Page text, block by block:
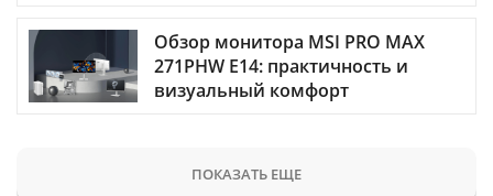
Обзор монитора MSI PRO MAX
271PHW E14: практичность и
визуальный комфорт
ПОКАЗАТЬ ЕЩЕ